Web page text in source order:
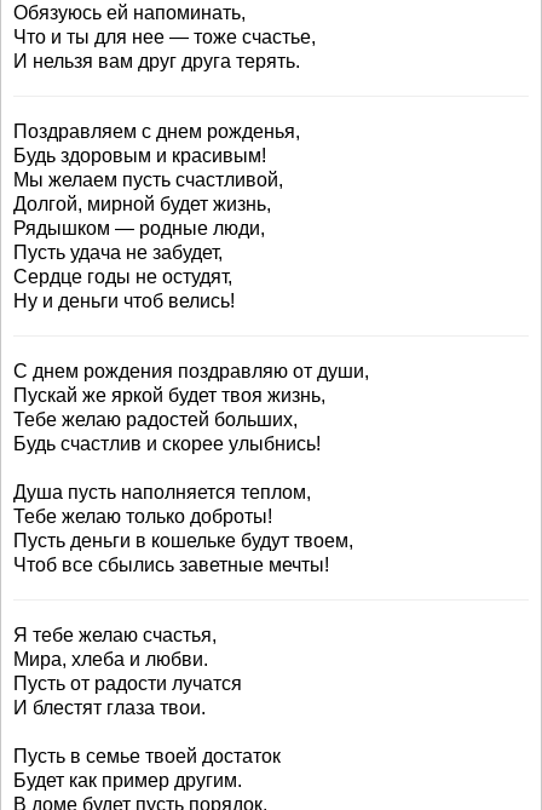
Обязуюсь ей напоминать,
Что и ты для нее — тоже счастье,
И нельзя вам друг друга терять.
Поздравляем с днем рожденья,
Будь здоровым и красивым!
Мы желаем пусть счастливой,
Долгой, мирной будет жизнь,
Рядышком — родные люди,
Пусть удача не забудет,
Сердце годы не остудят,
Ну и деньги чтоб велись!
С днем рождения поздравляю от души,
Пускай же яркой будет твоя жизнь,
Тебе желаю радостей больших,
Будь счастлив и скорее улыбнись!
Душа пусть наполняется теплом,
Тебе желаю только доброты!
Пусть деньги в кошельке будут твоем,
Чтоб все сбылись заветные мечты!
Я тебе желаю счастья,
Мира, хлеба и любви.
Пусть от радости лучатся
И блестят глаза твои.
Пусть в семье твоей достаток
Будет как пример другим.
В доме будет пусть порядок,